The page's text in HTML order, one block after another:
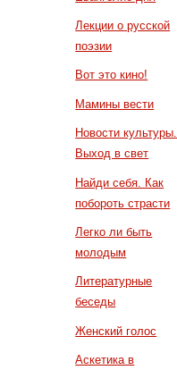
Лекции о русской
поэзии
Вот это кино!
Мамины вести
Новости культуры.
Выход в свет
Найди себя. Как
побороть страсти
Легко ли быть
молодым
Литературные
беседы
Женский голос
Аскетика в